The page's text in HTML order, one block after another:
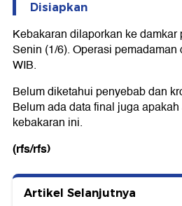
Disiapkan
Kebakaran dilaporkan ke
Senin (1/6). Operasi
WIB.
Belum diketahui penyebab dan
Belum ada data final juga
kebakaran ini.
(rfs/rfs)
Artikel Selanjutnya